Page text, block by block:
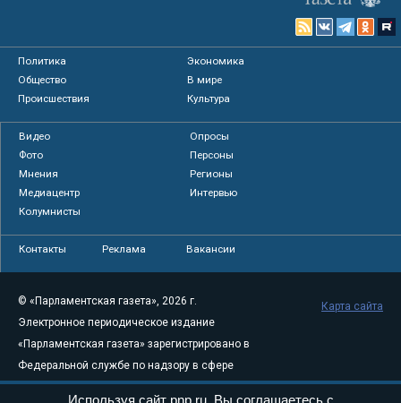
Политика
Экономика
Общество
В мире
Происшествия
Культура
Видео
Опросы
Фото
Персоны
Мнения
Регионы
Медиацентр
Интервью
Колумнисты
Контакты Реклама Вакансии
© «Парламентская газета», 2026 г.
Электронное периодическое издание
«Парламентская газета» зарегистрировано в
Федеральной службе по надзору в сфере
связи, информационных технологий и
Карта сайта
Используя сайт pnp.ru, Вы соглашаетесь с